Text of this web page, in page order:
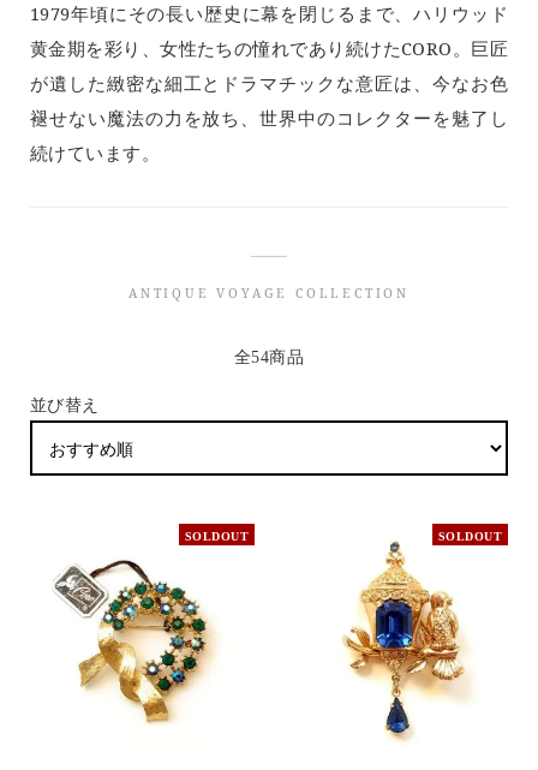
1979年頃にその長い歴史に幕を閉じるまで、ハリウッド
黄金期を彩り、女性たちの憧れであり続けたCORO。巨匠
が遺した緻密な細工とドラマチックな意匠は、今なお色
褪せない魔法の力を放ち、世界中のコレクターを魅了し
続けています。
ANTIQUE VOYAGE COLLECTION
全54商品
並び替え
SOLDOUT SOLDOUT